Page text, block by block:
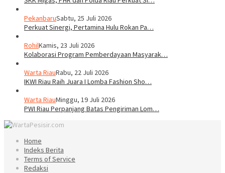
PekanbaruSabtu, 25 Juli 2026
Perkuat Sinergi, Pertamina Hulu Rokan Pa…
RohilKamis, 23 Juli 2026
Kolaborasi Program Pemberdayaan Masyarak…
Warta RiauRabu, 22 Juli 2026
IKWI Riau Raih Juara I Lomba Fashion Sho…
Warta RiauMinggu, 19 Juli 2026
PWI Riau Perpanjang Batas Pengiriman Lom…
Home
Indeks Berita
Terms of Service
Redaksi